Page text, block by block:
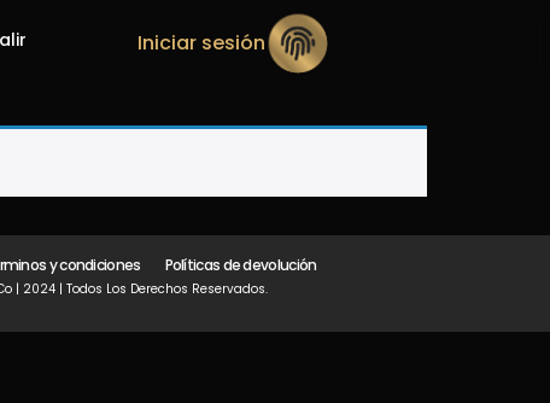
Iniciar sesión
y condiciones Políticas de devolución
| 2024 | Todos Los Derechos Reservados.